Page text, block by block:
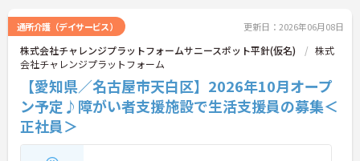
通所介護（デイサービス） 更新日：2026年06月08日
株式会社チャレンジプラットフォームサニースポット平針(仮名)
株式
会社チャレンジプラットフォーム
【愛知県／名古屋市天白区】2026年10月オープ
ン予定♪障がい者支援施設で生活支援員の募集＜
正社員＞